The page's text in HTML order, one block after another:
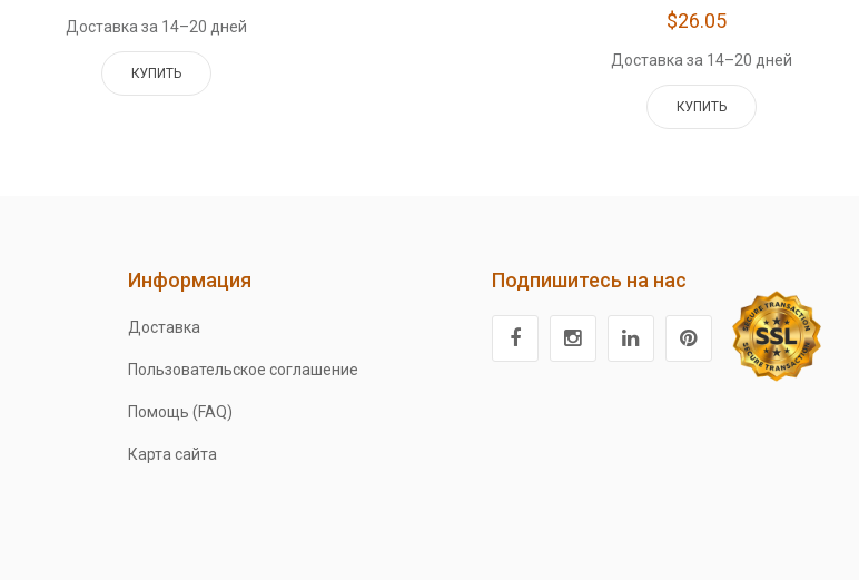
Доставка за 14–20 дней
КУПИТЬ
$26.05
Доставка за 14–20 дней
КУПИТЬ
Информация
Доставка
Пользовательское соглашение
Помощь (FAQ)
Карта сайта
Подпишитесь на нас